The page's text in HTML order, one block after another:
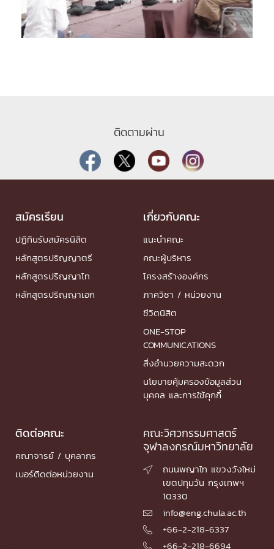
ติดตามผ่าน
สมัครเรียน
ปฏิทินรับสมัครนิสิต
หลักสูตรปริญญาตรี
หลักสูตรปริญญาโท
หลักสูตรปริญญาเอก
เกี่ยวกับคณะ
แนะนำคณะ
คณะผู้บริหาร
โครงสร้างองค์กร
ภาควิชา / หน่วยงาน
ชีวิตนิสิต
ONE-STOP
COMMUNICATIONS
สิ่งอำนวยความสะดวก
นโยบายคุ้มครองข้อมูลส่วน
บุคคล และการใช้คุกกี้
ติดต่อคณะ
คณาจารย์ / บุคลากร
เบอร์ติดต่อหน่วยงาน
คณะวิศวกรรมศาสตร์
จุฬาลงกรณ์มหาวิทยาลัย

ถนนพญาไท แขวงวังใหม่
เขตปทุมวัน กรุงเทพฯ
10330
 info@eng.chula.ac.th
 +66-2-218-6337
 +66-2-218-6694